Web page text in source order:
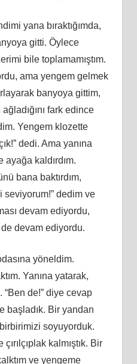
yana bıraktığımda,
gitti. Öylece
bile toplamamıştım.
ama yengem gelmek
banyoya gittim,
fark edince
Yengem klozette
dedi. Ama yanına
kaldırdım.
bana baktırdım,
seviyorum!” dedim ve
devam ediyordu,
devam ediyordu.
yöneldim.
Yanına yatarak,
“Ben de!” diye cevap
başladık. Bir yandan
soyuyorduk.
kalmıştık. Bir
ve yengeme